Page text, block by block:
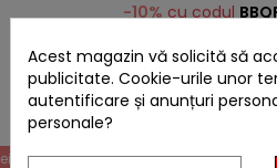
-10%cu codul
Adaugă în
Acest magazin vă solicită să
publicitate. Cookie-urile unor
autentificare și anunțuri
personale?